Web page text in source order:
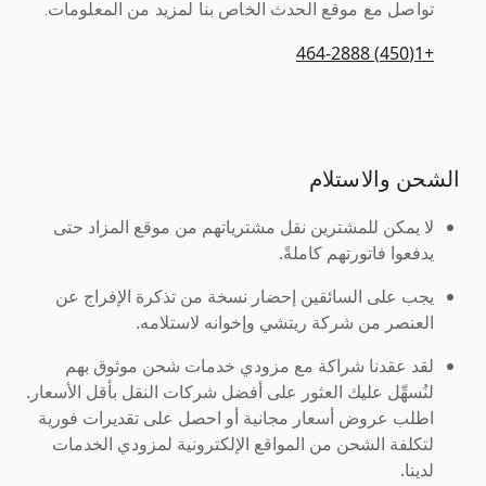
تواصل مع موقع الحدث الخاص بنا لمزيد من المعلومات.
+1(450) 464-2888
الشحن والاستلام
لا يمكن للمشترين نقل مشترياتهم من موقع المزاد حتى
يدفعوا فاتورتهم كاملةً.
يجب على السائقين إحضار نسخة من تذكرة الإفراج عن
العنصر من شركة ريتشي وإخوانه لاستلامه.
لقد عقدنا شراكة مع مزودي خدمات شحن موثوق بهم
لنُسهِّل عليك العثور على أفضل شركات النقل بأقل الأسعار.
اطلب عروض أسعار مجانية أو احصل على تقديرات فورية
لتكلفة الشحن من المواقع الإلكترونية لمزودي الخدمات
لدينا.